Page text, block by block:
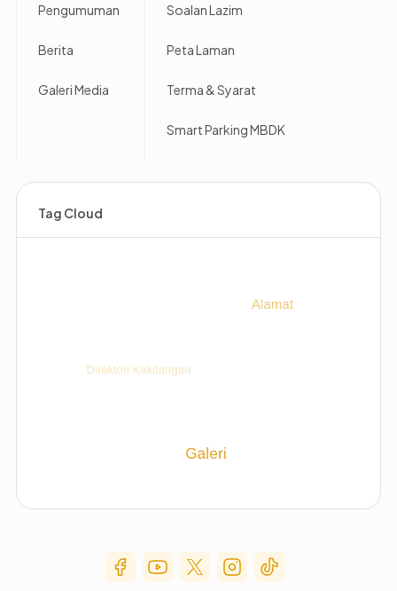
Pengumuman
Berita
Galeri Media
Soalan Lazim
Peta Laman
Terma & Syarat
Smart Parking MBDK
Tag Cloud
Social Media Menu